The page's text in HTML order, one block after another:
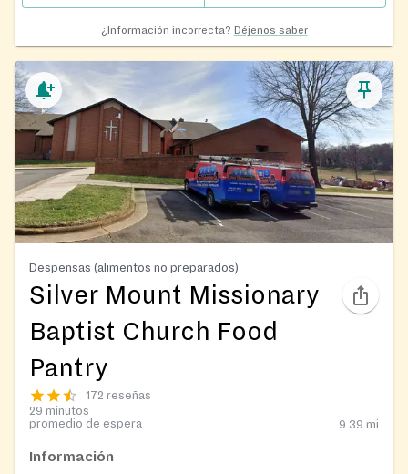
¿Información incorrecta? Déjenos saber
Despensas (alimentos no preparados)
Silver Mount Missionary
Baptist Church Food
Pantry
172 reseñas
29 minutos
promedio de espera
9.39 mi
Información